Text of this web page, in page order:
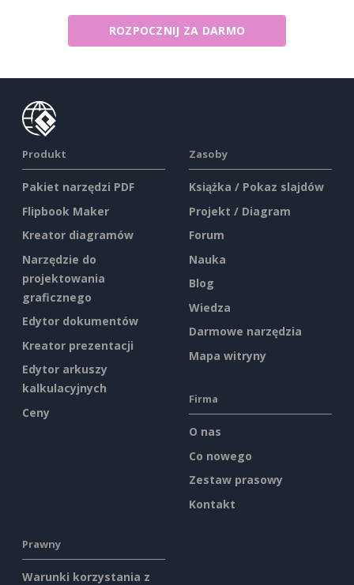
ROZPOCZNIJ ZA DARMO
Produkt
Pakiet narzędzi PDF
Flipbook Maker
Kreator diagramów
Narzędzie do
projektowania
graficznego
Edytor dokumentów
Kreator prezentacji
Edytor arkuszy
kalkulacyjnych
Ceny
Zasoby
Książka / Pokaz slajdów
Projekt / Diagram
Forum
Nauka
Blog
Wiedza
Darmowe narzędzia
Mapa witryny
Firma
O nas
Co nowego
Zestaw prasowy
Kontakt
Prawny
Warunki korzystania z